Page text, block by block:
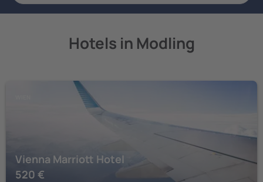
Hotels in Modling
Vienna Marriott Hotel
520 €